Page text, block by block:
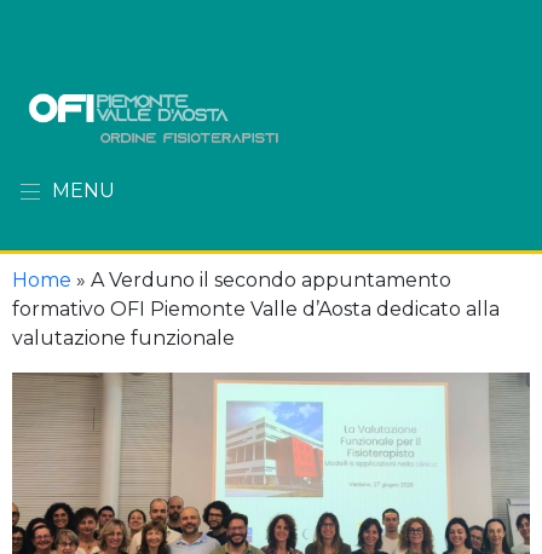
MENU
Home » A Verduno il secondo appuntamento
formativo OFI Piemonte Valle d’Aosta dedicato alla
valutazione funzionale